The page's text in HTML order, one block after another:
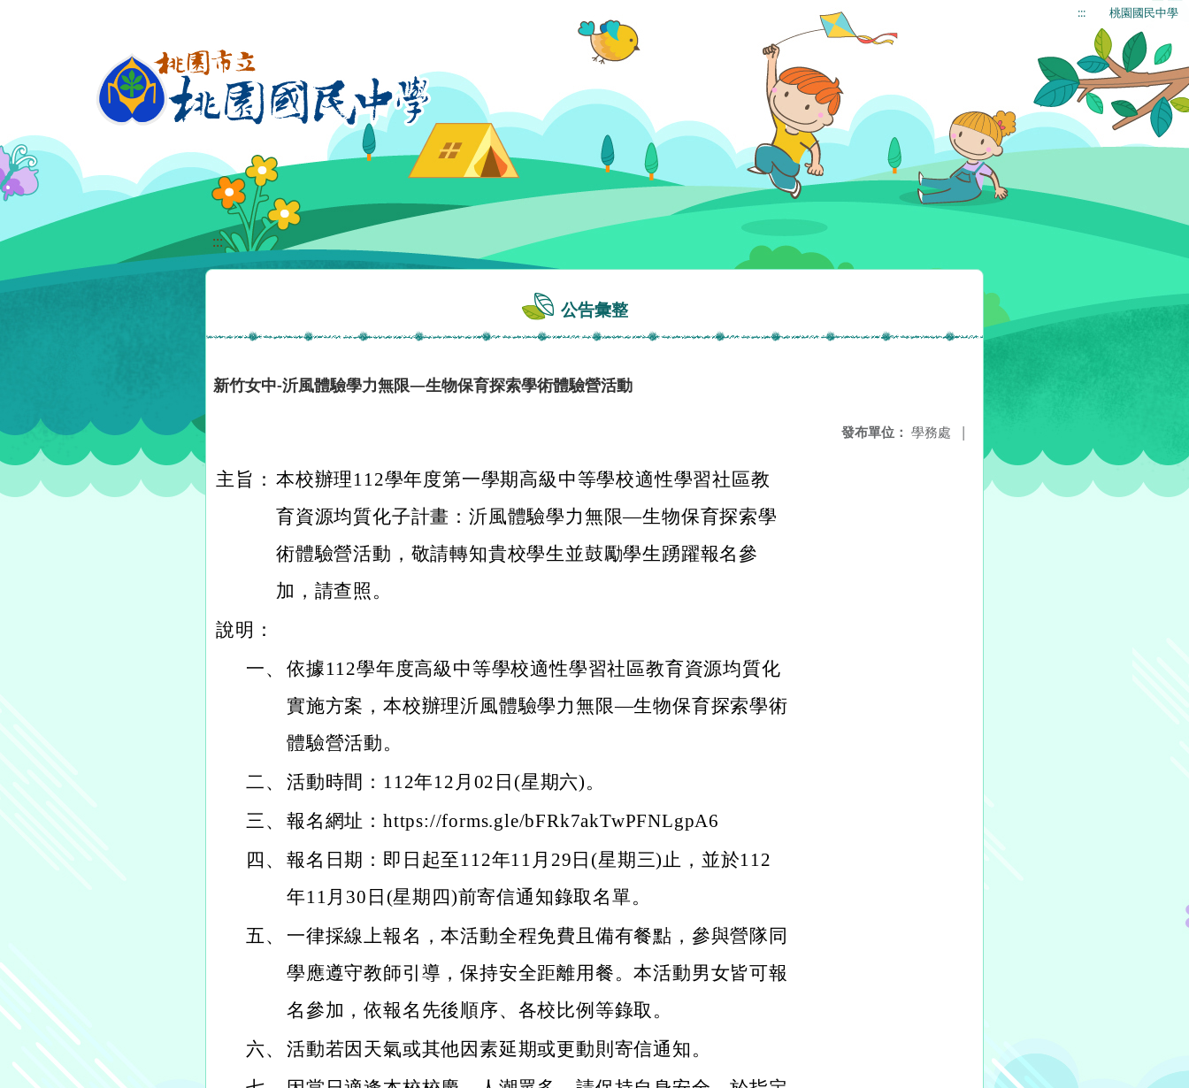
::: 桃園國民中學
:::
公告彙整
新竹女中-沂風體驗學力無限—生物保育探索學術體驗營活動
發布單位： 學務處 |
主旨： 本校辦理112學年度第一學期高級中等學校適性學習社區教
育資源均質化子計畫：沂風體驗學力無限—生物保育探索學
術體驗營活動，敬請轉知貴校學生並鼓勵學生踴躍報名參
加，請查照。
說明：
一、 依據112學年度高級中等學校適性學習社區教育資源均質化
實施方案，本校辦理沂風體驗學力無限—生物保育探索學術
體驗營活動。
二、 活動時間：112年12月02日(星期六)。
三、 報名網址：https://forms.gle/bFRk7akTwPFNLgpA6
四、 報名日期：即日起至112年11月29日(星期三)止，並於112
年11月30日(星期四)前寄信通知錄取名單。
五、
一律採線上報名，本活動全程免費且備有餐點，參與營隊同
學應遵守教師引導，保持安全距離用餐。本活動男女皆可報
名參加，依報名先後順序、各校比例等錄取。
六、 活動若因天氣或其他因素延期或更動則寄信通知。